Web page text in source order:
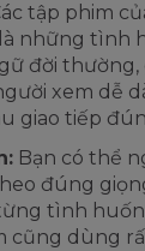
tập phim
những tình
đời
xem dễ
giao tiếp
Bạn có thể
đúng
tình
cũng dùng